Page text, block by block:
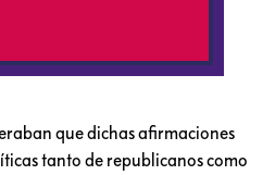
que dichas afirmaciones
tanto de republicanos como